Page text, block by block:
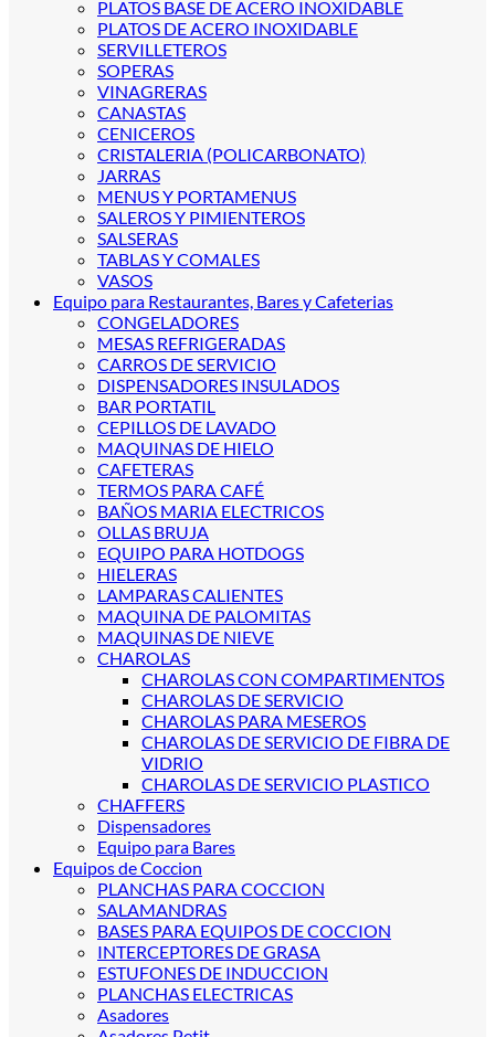
PLATOS BASE DE ACERO INOXIDABLE
PLATOS DE ACERO INOXIDABLE
SERVILLETEROS
SOPERAS
VINAGRERAS
CANASTAS
CENICEROS
CRISTALERIA (POLICARBONATO)
JARRAS
MENUS Y PORTAMENUS
SALEROS Y PIMIENTEROS
SALSERAS
TABLAS Y COMALES
VASOS
Equipo para Restaurantes, Bares y Cafeterias
CONGELADORES
MESAS REFRIGERADAS
CARROS DE SERVICIO
DISPENSADORES INSULADOS
BAR PORTATIL
CEPILLOS DE LAVADO
MAQUINAS DE HIELO
CAFETERAS
TERMOS PARA CAFÉ
BAÑOS MARIA ELECTRICOS
OLLAS BRUJA
EQUIPO PARA HOTDOGS
HIELERAS
LAMPARAS CALIENTES
MAQUINA DE PALOMITAS
MAQUINAS DE NIEVE
CHAROLAS
CHAROLAS CON COMPARTIMENTOS
CHAROLAS DE SERVICIO
CHAROLAS PARA MESEROS
CHAROLAS DE SERVICIO DE FIBRA DE
VIDRIO
CHAROLAS DE SERVICIO PLASTICO
CHAFFERS
Dispensadores
Equipo para Bares
Equipos de Coccion
PLANCHAS PARA COCCION
SALAMANDRAS
BASES PARA EQUIPOS DE COCCION
INTERCEPTORES DE GRASA
ESTUFONES DE INDUCCION
PLANCHAS ELECTRICAS
Asadores